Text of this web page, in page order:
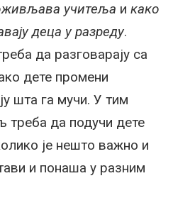
учитеља и како
деца у разреду.
да разговарају са
дете промени
шта га мучи. У тим
треба да подучи дете
је нешто важно и
и понаша у разним